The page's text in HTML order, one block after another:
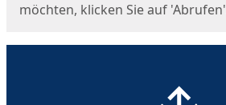
möchten, klicken Sie auf